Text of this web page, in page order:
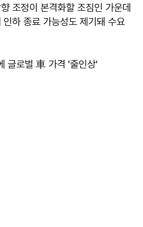
조정이 본격화할 조짐인 가운데
하 종료 가능성도 제기돼 수요
글로벌 車 가격 '줄인상'